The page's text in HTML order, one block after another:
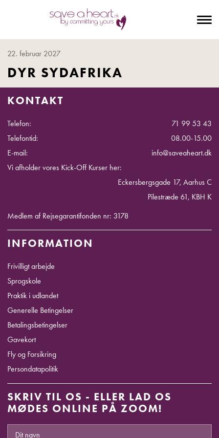
22. februar 2027
DYR SYDAFRIKA
KONTAKT
Telefon:
71 99 53 43
Telefontid:
08.00-15.00
E-mail:
info@saveaheart.dk
Vi afholder vores Kick-Off Kurser her:
Eckersbergsgade 17, Aarhus C
Pilestræde 61, KBH K
Medlem af Rejsegarantifonden nr: 3178
INFORMATION
Frivilligt arbejde
Sprogskole
Praktik i udlandet
Generelle Betingelser
Betalingsbetingelser
Gavekort
Fly og Forsikring
Persondatapolitik
SKRIV TIL OS - ELLER LAD OS
MØDES ONLINE PÅ ZOOM!